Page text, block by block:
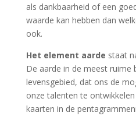
als dankbaarheid of een
waarde kan hebben dan
ook.
Het element aarde staat
De aarde in de meest ruime
levensgebied, dat ons de
onze talenten te
kaarten in de